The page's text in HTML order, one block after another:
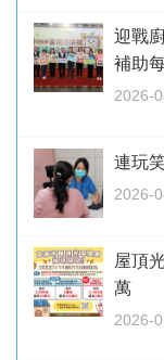
迎戰
補助
2026-
連玩
2026-
屋頂
萬
2026-